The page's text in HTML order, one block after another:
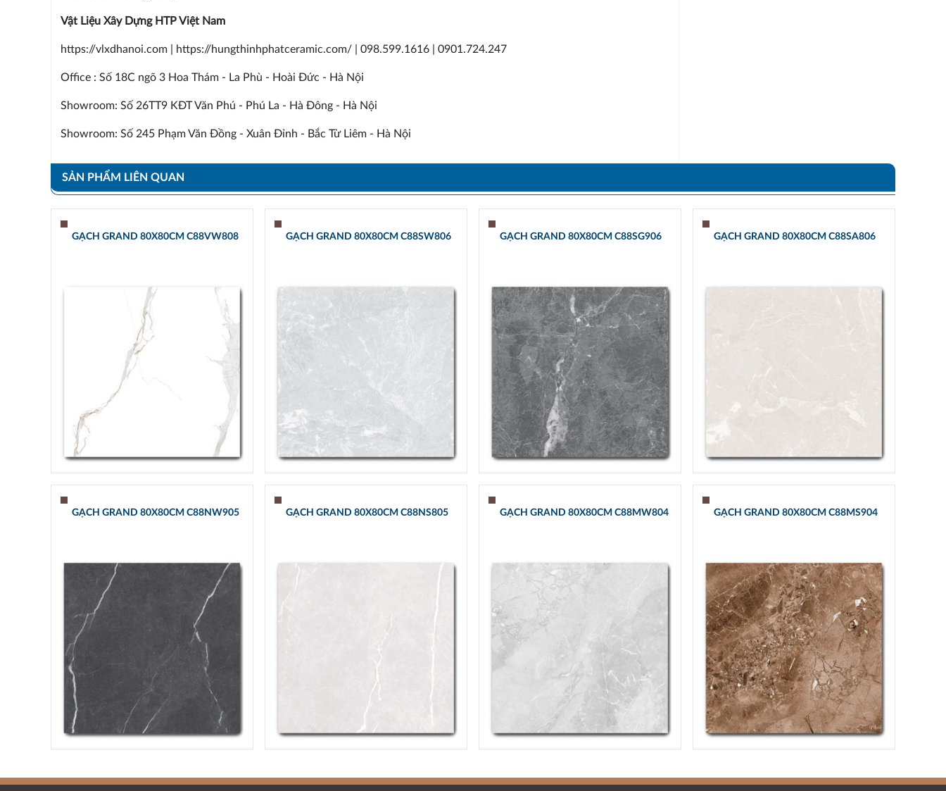
Vật Liệu Xây Dựng HTP Việt Nam
https://vlxdhanoi.com | https://hungthinhphatceramic.com/ | 098.599.1616 | 0901.724.247
Office : Số 18C ngõ 3 Hoa Thám - La Phù - Hoài Đức - Hà Nội
Showroom: Số 26TT9 KĐT Văn Phú - Phú La - Hà Đông - Hà Nội
Showroom: Số 245 Phạm Văn Đồng - Xuân Đỉnh - Bắc Từ Liêm - Hà Nội
SẢN PHẨM LIÊN QUAN
GẠCH GRAND 80X80CM C88VW808 GẠCH GRAND 80X80CM C88SW806 GẠCH GRAND 80X80CM C88SG906 GẠCH GRAND 80X80CM C88SA806
GẠCH GRAND 80X80CM C88NW905 GẠCH GRAND 80X80CM C88NS805 GẠCH GRAND 80X80CM C88MW804 GẠCH GRAND 80X80CM C88MS904